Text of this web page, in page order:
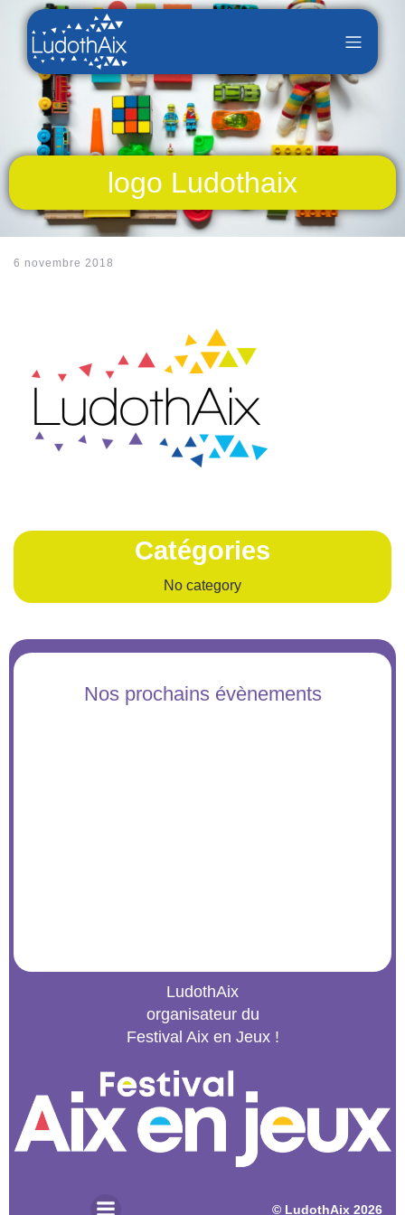
logo Ludothaix
6 novembre 2018
Catégories
No category
Nos prochains évènements
LudothAix
organisateur du
Festival Aix en Jeux !
© LudothAix 2026